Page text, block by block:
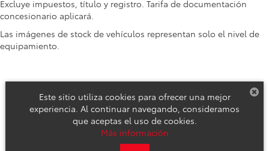
Excluye impuestos, título y registro. Tarifa de documentación
concesionario aplicará.
Las imágenes de stock de vehículos representan solo el nivel de
equipamiento.
Derechos de autor © 2026 por DealerOn Mapa del sitio
Este sitio utiliza cookies para ofrecer una mejor
experiencia. Al continuar navegando, consideramos
que aceptas el uso de cookies.
Más información